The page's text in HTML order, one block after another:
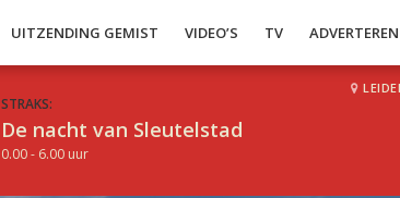
UITZENDING GEMIST VIDEO’S TV ADVERTEREN
STRAKS:
De nacht van Sleutelstad
0.00 - 6.00 uur